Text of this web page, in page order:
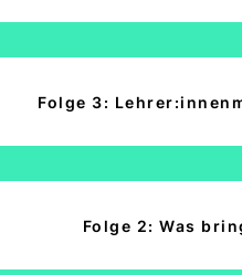
Folge 3:
Folge 2: Was